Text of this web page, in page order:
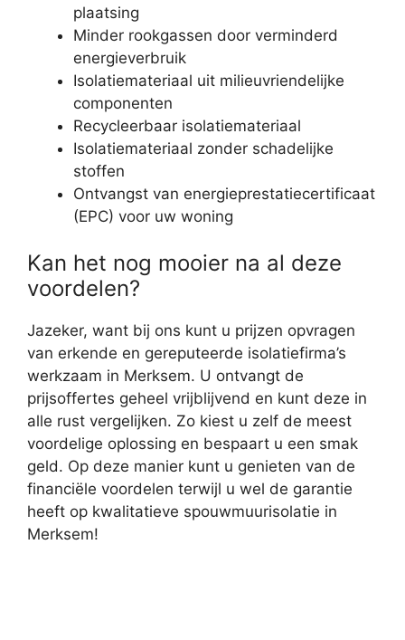
plaatsing
Minder rookgassen door verminderd
energieverbruik
Isolatiemateriaal uit milieuvriendelijke
componenten
Recycleerbaar isolatiemateriaal
Isolatiemateriaal zonder schadelijke
stoffen
Ontvangst van energieprestatiecertificaat
(EPC) voor uw woning
Kan het nog mooier na al deze
voordelen?
Jazeker, want bij ons kunt u prijzen opvragen
van erkende en gereputeerde isolatiefirma’s
werkzaam in Merksem. U ontvangt de
prijsoffertes geheel vrijblijvend en kunt deze in
alle rust vergelijken. Zo kiest u zelf de meest
voordelige oplossing en bespaart u een smak
geld. Op deze manier kunt u genieten van de
financiële voordelen terwijl u wel de garantie
heeft op kwalitatieve spouwmuurisolatie in
Merksem!